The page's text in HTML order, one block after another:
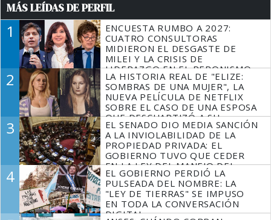
MÁS LEÍDAS DE PERFIL
1
ENCUESTA RUMBO A 2027:
CUATRO CONSULTORAS
MIDIERON EL DESGASTE DE
MILEI Y LA CRISIS DE
LIDERAZGO EN EL PERONISMO
2
LA HISTORIA REAL DE "ELIZE:
SOMBRAS DE UNA MUJER", LA
NUEVA PELÍCULA DE NETFLIX
SOBRE EL CASO DE UNA ESPOSA
QUE DESCUARTIZÓ A SU
MARIDO
3
EL SENADO DIO MEDIA SANCIÓN
A LA INVIOLABILIDAD DE LA
PROPIEDAD PRIVADA: EL
GOBIERNO TUVO QUE CEDER
EN LA LEY DEL MANEJO DEL
FUEGO
4
EL GOBIERNO PERDIÓ LA
PULSEADA DEL NOMBRE: LA
"LEY DE TIERRAS" SE IMPUSO
EN TODA LA CONVERSACIÓN
DIGITAL